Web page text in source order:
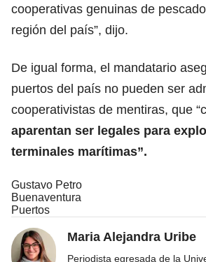
cooperativas genuinas de
región del país”, dijo.
De igual forma, el mandatario
puertos del país no pueden ser
cooperativistas de mentiras, que
aparentan ser legales para
terminales marítimas”.
Gustavo Petro
Buenaventura
Puertos
Maria Alejandra Uribe
Periodista egresada de la